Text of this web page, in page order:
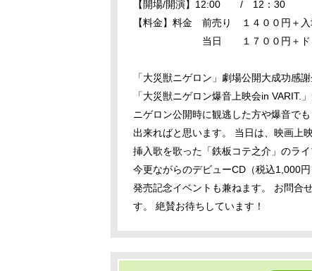
【開場/開演】12:00 / 12：30
【料金】料金 前売り １４００円＋
当日 １７００円＋ドリン
「大災獣ニゲロン」劇場公開大成功感
「大災獣ニゲロン爆音上映会in VARIT.
ニゲロン公開時に観逃した方や爆音で
出来ればと思います。 当日は、映画上
挿入歌を歌った「鉄板コテ之介」のラ
今更ながらのデビューCD（税込1,000
発売記念イベントも兼ねます。 お問合
す。 絶賛お待ちしています！